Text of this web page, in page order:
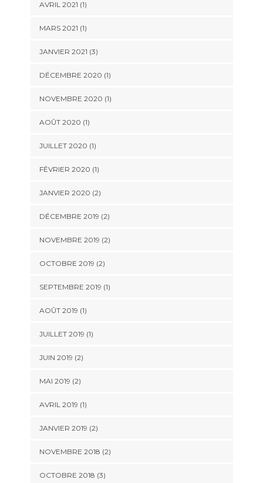
AVRIL 2021 (1)
MARS 2021 (1)
JANVIER 2021 (3)
DÉCEMBRE 2020 (1)
NOVEMBRE 2020 (1)
AOÛT 2020 (1)
JUILLET 2020 (1)
FÉVRIER 2020 (1)
JANVIER 2020 (2)
DÉCEMBRE 2019 (2)
NOVEMBRE 2019 (2)
OCTOBRE 2019 (2)
SEPTEMBRE 2019 (1)
AOÛT 2019 (1)
JUILLET 2019 (1)
JUIN 2019 (2)
MAI 2019 (2)
AVRIL 2019 (1)
JANVIER 2019 (2)
NOVEMBRE 2018 (2)
OCTOBRE 2018 (3)